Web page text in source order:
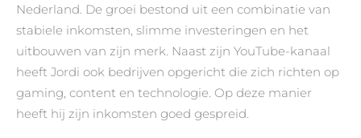
Nederland. De groei bestond uit een combinatie van
stabiele inkomsten, slimme investeringen en het
uitbouwen van zijn merk. Naast zijn YouTube-kanaal
heeft Jordi ook bedrijven opgericht die zich richten op
gaming, content en technologie. Op deze manier
heeft hij zijn inkomsten goed gespreid.